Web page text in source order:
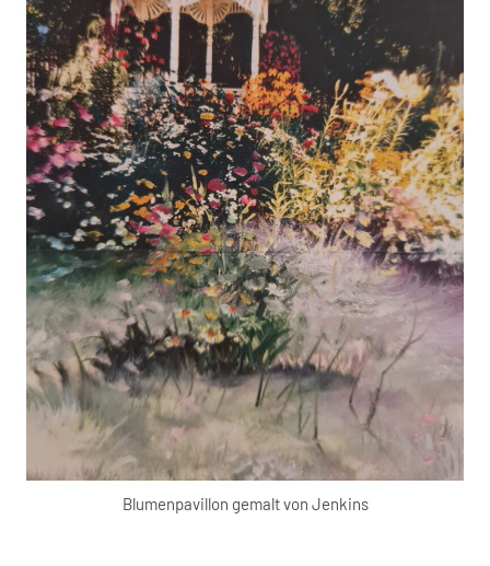
Blumenpavillon gemalt von Jenkins